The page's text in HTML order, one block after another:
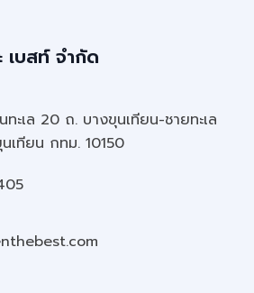
เบสท์ จำกัด
ทะเล 20 ถ. บางขุนเทียน-ชายทะเล
เทียน กทม. 10150